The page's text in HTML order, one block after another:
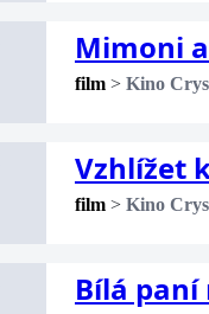
Mimoni
film > Kino
Vzhlížet
film > Kino
Bílá